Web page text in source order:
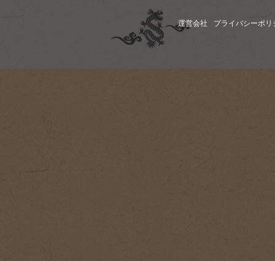
運営会社 プライバシーポリ